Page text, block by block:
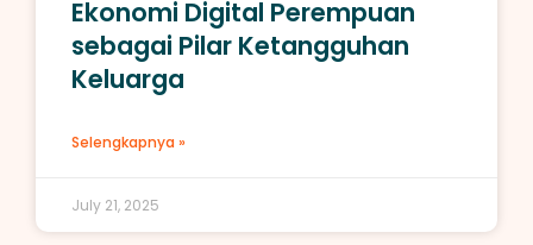
Ekonomi Digital Perempuan
sebagai Pilar Ketangguhan
Keluarga
Selengkapnya »
July 21, 2025